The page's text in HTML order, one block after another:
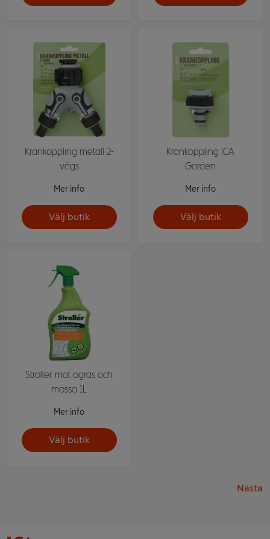
Krankoppling metall 2-
vägs
Mer info
Välj butik
Krankoppling ICA
Garden
Mer info
Välj butik
Stroller mot ogräs och
mossa 1L
Mer info
Välj butik
Nästa